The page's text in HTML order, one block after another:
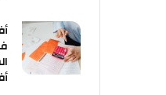
أفضل
في دبي
القيمة
أفضل